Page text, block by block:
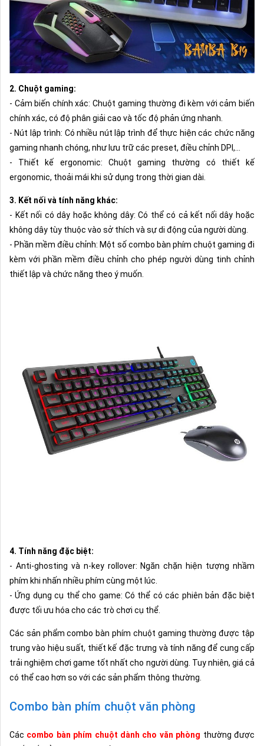
2. Chuột gaming:
- Cảm biến chính xác: Chuột gaming thường đi kèm với cảm biến
chính xác, có độ phân giải cao và tốc độ phản ứng nhanh.
- Nút lập trình: Có nhiều nút lập trình để thực hiện các chức năng
gaming nhanh chóng, như lưu trữ các preset, điều chỉnh DPI,...
- Thiết kế ergonomic: Chuột gaming thường có thiết kế
ergonomic, thoải mái khi sử dụng trong thời gian dài.
3. Kết nối và tính năng khác:
- Kết nối có dây hoặc không dây: Có thể có cả kết nối dây hoặc
không dây tùy thuộc vào sở thích và sự di động của người dùng.
- Phần mềm điều chỉnh: Một số combo bàn phím chuột gaming đi
kèm với phần mềm điều chỉnh cho phép người dùng tinh chỉnh
thiết lập và chức năng theo ý muốn.
4. Tính năng đặc biệt:
- Anti-ghosting và n-key rollover: Ngăn chặn hiện tượng nhầm
phím khi nhấn nhiều phím cùng một lúc.
- Ứng dụng cụ thể cho game: Có thể có các phiên bản đặc biệt
được tối ưu hóa cho các trò chơi cụ thể.
Các sản phẩm combo bàn phím chuột gaming thường được tập
trung vào hiệu suất, thiết kế đặc trưng và tính năng để cung cấp
trải nghiệm chơi game tốt nhất cho người dùng. Tuy nhiên, giá cả
có thể cao hơn so với các sản phẩm thông thường.
Combo bàn phím chuột văn phòng
Các combo bàn phím chuột dành cho văn phòng thường được